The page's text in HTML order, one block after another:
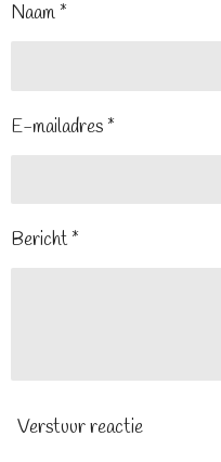
Naam *
E-mailadres *
Bericht *
Verstuur reactie